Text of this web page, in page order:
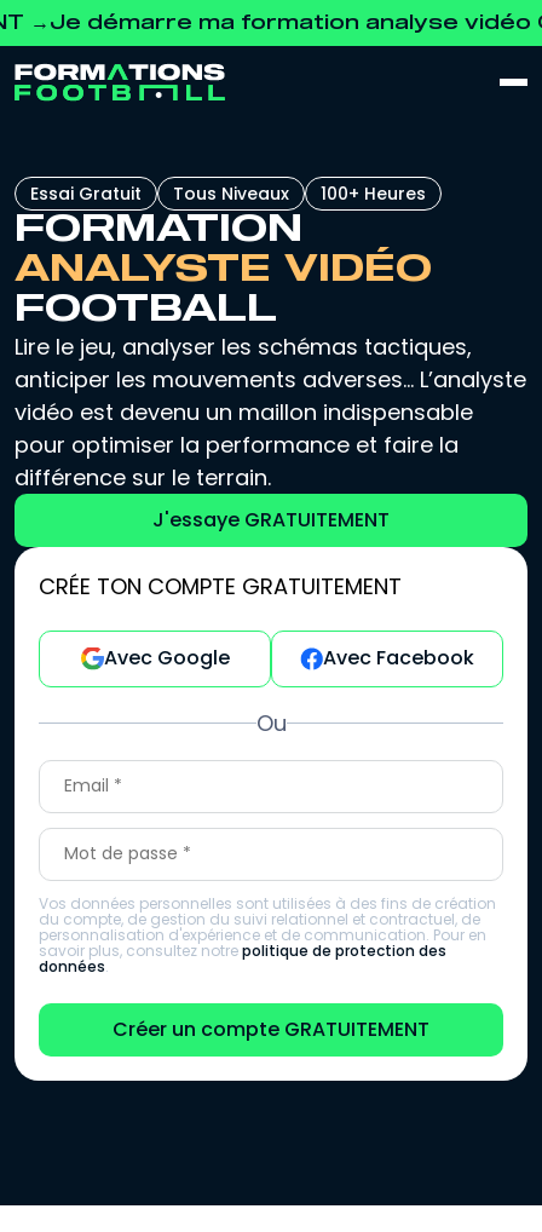
ma formation analyse vidéo
Essai Gratuit Tous Niveaux 100+ Heures
FORMATION
ANALYSTE VIDÉO
FOOTBALL
Lire le jeu, analyser les schémas tactiques,
anticiper les mouvements adverses… L’analyste
vidéo est devenu un maillon indispensable
pour optimiser la performance et faire la
différence sur le terrain.
J'essaye GRATUITEMENT
CRÉE TON COMPTE GRATUITEMENT
Avec Google Avec Facebook
Ou
Vos données personnelles sont utilisées à des fins de création
du compte, de gestion du suivi relationnel et contractuel, de
personnalisation d'expérience et de communication. Pour en
savoir plus, consultez notrepolitique de protection des
données.
Créer un compte GRATUITEMENT